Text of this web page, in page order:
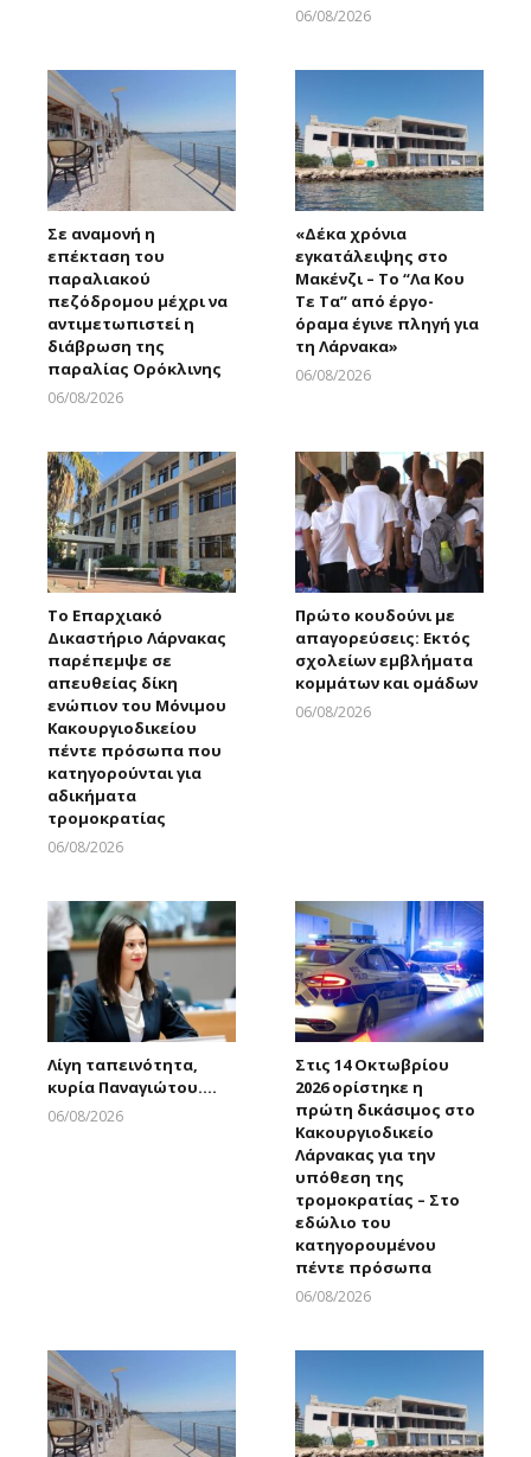
06/08/2026
Σε αναμονή η
επέκταση του
παραλιακού
πεζόδρομου μέχρι να
αντιμετωπιστεί η
διάβρωση της
παραλίας Ορόκλινης
06/08/2026
«Δέκα χρόνια
εγκατάλειψης στο
Μακένζι – Το “Λα Κου
Τε Τα” από έργο-
όραμα έγινε πληγή για
τη Λάρνακα»
06/08/2026
Το Επαρχιακό
Δικαστήριο Λάρνακας
παρέπεμψε σε
απευθείας δίκη
ενώπιον του Μόνιμου
Κακουργιοδικείου
πέντε πρόσωπα που
κατηγορούνται για
αδικήματα
τρομοκρατίας
06/08/2026
Πρώτο κουδούνι με
απαγορεύσεις: Εκτός
σχολείων εμβλήματα
κομμάτων και ομάδων
06/08/2026
Λίγη ταπεινότητα,
κυρία Παναγιώτου….
06/08/2026
Στις 14 Οκτωβρίου
2026 ορίστηκε η
πρώτη δικάσιμος στο
Κακουργιοδικείο
Λάρνακας για την
υπόθεση της
τρομοκρατίας – Στο
εδώλιο του
κατηγορουμένου
πέντε πρόσωπα
06/08/2026